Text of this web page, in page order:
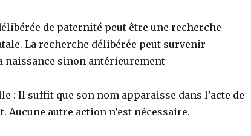
de paternité peut être une recherche
La recherche délibérée peut survenir
naissance sinon antérieurement
: Il suffit que son nom apparaisse dans l’acte de
Aucune autre action n’est nécessaire.